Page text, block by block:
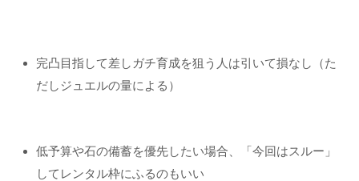
完凸目指して差しガチ育成を狙う人は引いて損なし（た
だしジュエルの量による）
低予算や石の備蓄を優先したい場合、「今回はスルー」
してレンタル枠にふるのもいい